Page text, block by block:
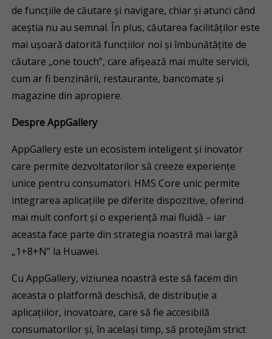
de funcțiile de căutare și navigare, chiar și atunci când
aceștia nu au semnal. În plus, căutarea facilităților este
mai ușoară datorită funcțiilor noi și îmbunătățite de
căutare „one touch”, care afișează mai multe servicii,
cum ar fi benzinării, restaurante, bancomate și
magazine din apropiere.
Despre AppGallery
AppGallery este un ecosistem inteligent și inovator
care permite dezvoltatorilor să creeze experiențe
unice pentru consumatori. HMS Core unic permite
integrarea aplicațiile pe diferite dispozitive, oferind
mai mult confort și o experiență mai fluidă – iar
aceasta face parte din strategia noastră mai largă
„1+8+N” la Huawei.
Cu AppGallery, viziunea noastră este să facem din
aceasta o platformă deschisă, de distribuție a
aplicațiilor, inovatoare, care să fie accesibilă
consumatorilor și, în același timp, să protejăm strict